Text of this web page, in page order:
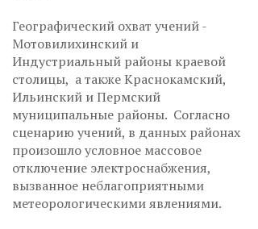
Географический охват учений -
Мотовилихинский и
Индустриальный районы краевой
столицы, а также Краснокамский,
Ильинский и Пермский
муниципальные районы. Согласно
сценарию учений, в данных районах
произошло условное массовое
отключение электроснабжения,
вызванное неблагоприятными
метеорологическими явлениями.